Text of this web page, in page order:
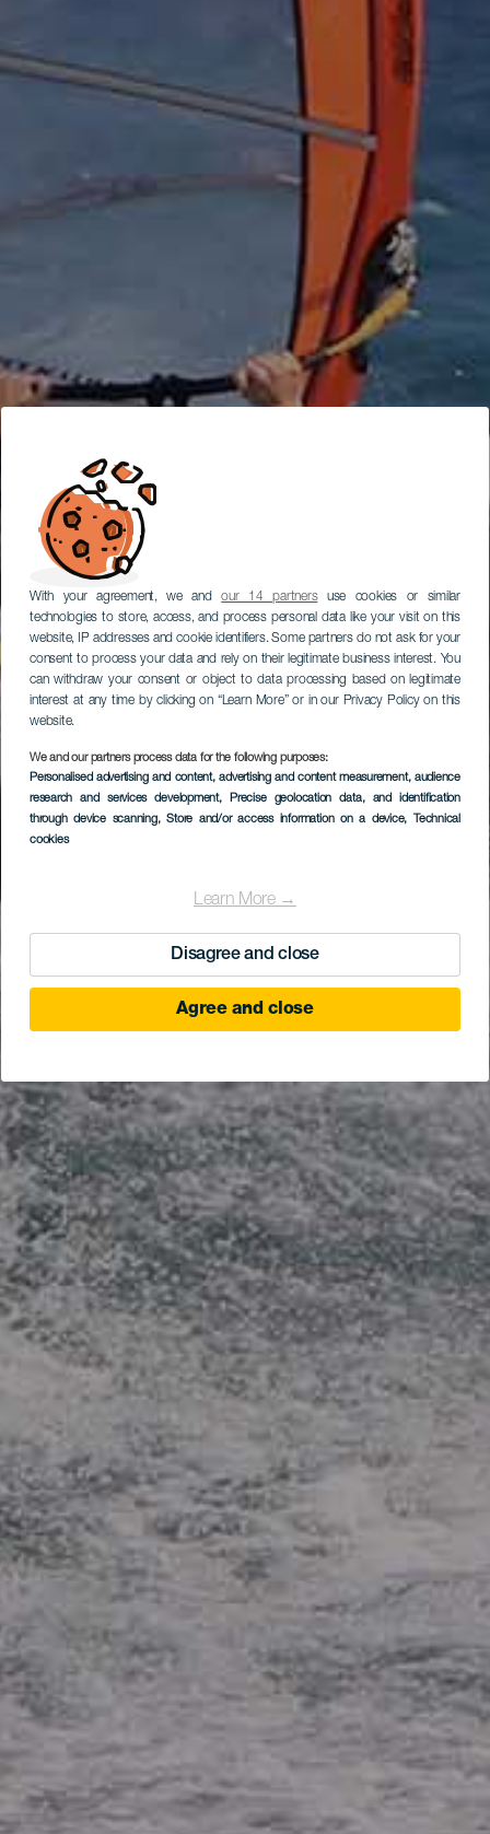
With your agreement, we andour 14 partnersuse cookies or similar
technologies to store, access, and process personal data like your visit on this
website, IP addresses and cookie identifiers. Some partners do not ask for your
consent to process your data and rely on their legitimate business interest. You
can withdraw your consent or object to data processing based on legitimate
interest at any time by clicking on “Learn More” or in our Privacy Policy on this
website.
We and our partners process data for the following purposes:
Personalised advertising and content, advertising and content measurement, audience
research and services development, Precise geolocation data, and identification
through device scanning, Store and/or access information on a device, Technical
cookies
Learn More →
Disagree and close
Agree and close